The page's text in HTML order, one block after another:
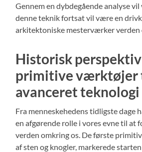
Gennem en dybdegående analyse vil
denne teknik fortsat vil være en
arkitektoniske mesterværker verden
Historisk
primitive værktøjer
avanceret teknologi
Fra menneskehedens tidligste
en afgørende rolle i vores evne til at
verden omkring os. De første
af sten og knogler, markerede